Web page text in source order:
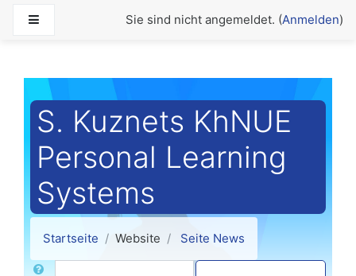
Website-ÜbersichtSie sind nicht angemeldet. (Anmelden)
S. Kuznets KhNUE
Personal Learning
Systems
Startseite Website
Seite News
Suche